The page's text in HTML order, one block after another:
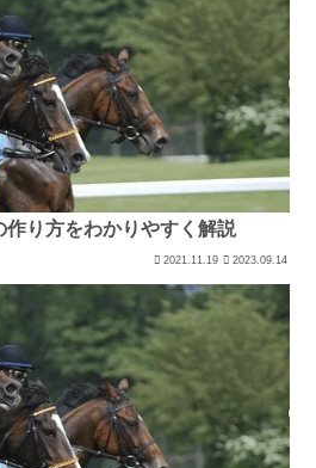
作り方をわかりやすく解説
2021.11.19 2023.09.14